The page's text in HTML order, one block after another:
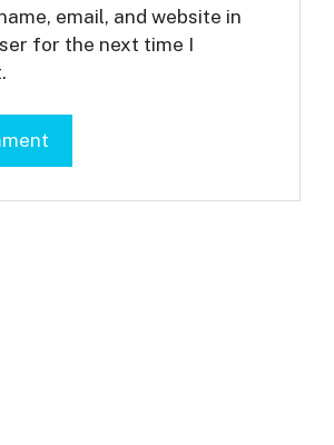
email, and website in
for the next time I